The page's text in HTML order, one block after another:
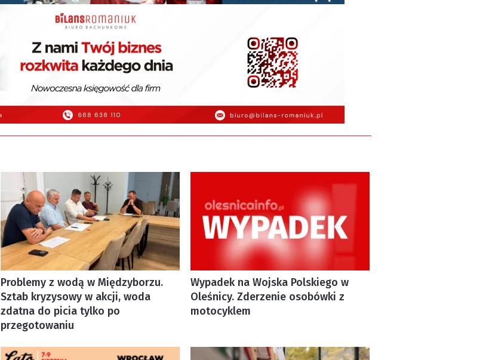
Problemy z wodą w Międzyborzu.
Sztab kryzysowy w akcji, woda
zdatna do picia tylko po
przegotowaniu
Wypadek na Wojska Polskiego w
Oleśnicy. Zderzenie osobówki z
motocyklem